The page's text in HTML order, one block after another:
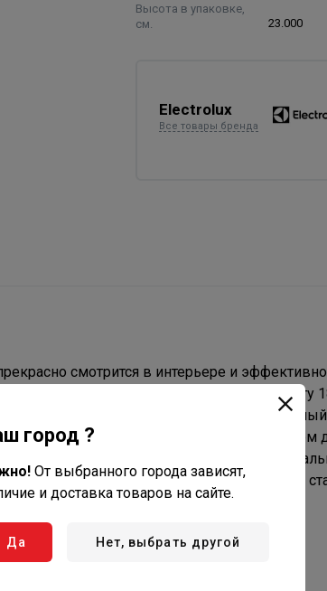
Высота в упаковке,
см.
23.000
Electrolux
Все товары бренда
смотрится в интерьере и эффективно
нагревательному элементу
и в считанные минуты создать оптимальный
и пультом ДУ с удобным местом
с точностью до 1°С, прибор
безопасности и соответствует всем
город ?
От выбранного города зависят,
и доставка товаров на сайте.
Да Нет, выбрать другой